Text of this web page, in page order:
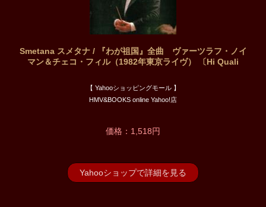
Smetana スメタナ / 『わが祖国』全曲 ヴァーツラフ・ノイ
マン＆チェコ・フィル（1982年東京ライヴ） 〔Hi Quali
【 Yahooショッピングモール 】
HMV&BOOKS online Yahoo!店
価格：1,518円
Yahooショップで詳細を見る